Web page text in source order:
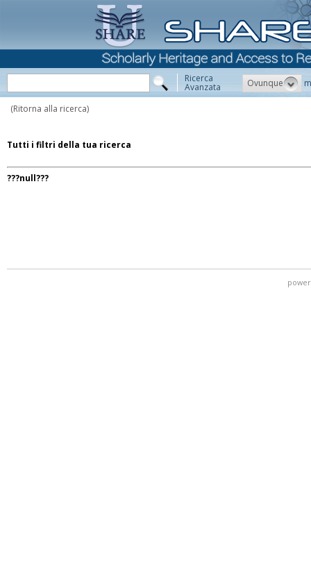
Ricerca
Avanzata Ovunque
(Ritorna alla ricerca)
Tutti i filtri della tua ricerca
???null???